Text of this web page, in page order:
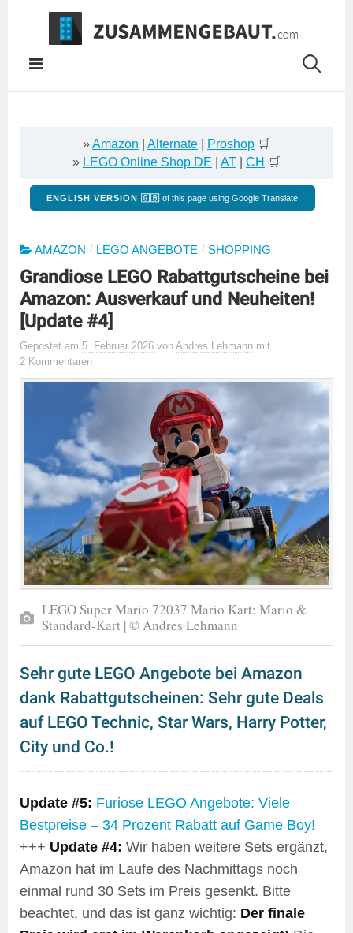
Springe
Inhalt
»Amazon Alternate Proshop 🛒
» LEGO Online Shop DE AT CH 🛒
ENGLISH VERSION 🇬🇧 of this page using Google Translate
AMAZON / LEGO ANGEBOTE / SHOPPING
Grandiose LEGO Rabattgutscheine bei
Amazon: Ausverkauf und Neuheiten!
[Update #4]
Gepostet am 5. Februar 2026 von Andres Lehmann mit
2 Kommentaren
LEGO Super Mario 72037 Mario Kart: Mario &
Standard-Kart | © Andres Lehmann
Sehr gute LEGO Angebote bei Amazon
dank Rabattgutscheinen: Sehr gute Deals
auf LEGO Technic, Star Wars, Harry Potter,
City und Co.!
Update #5: Furiose LEGO Angebote: Viele
Bestpreise – 34 Prozent Rabatt auf Game Boy!
+++ Update #4: Wir haben weitere Sets ergänzt,
Amazon hat im Laufe des Nachmittags noch
einmal rund 30 Sets im Preis gesenkt. Bitte
beachtet, und das ist ganz wichtig: Der finale